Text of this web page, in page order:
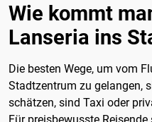
Wie kommt
Lanseria ins
Die besten Wege, um vom
Stadtzentrum zu gelangen,
schätzen, sind Taxi oder
Für preisbewusste Reisende